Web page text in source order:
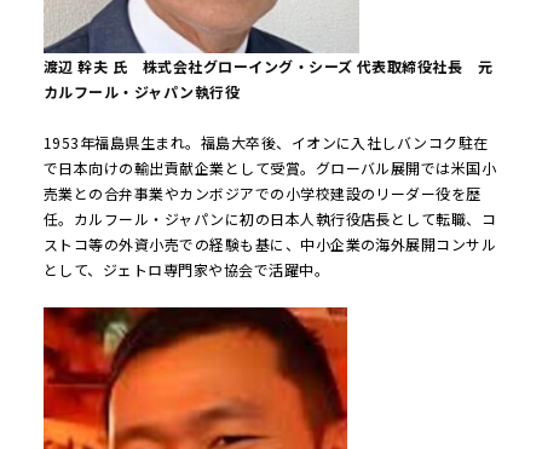
渡辺 幹夫 氏 株式会社グローイング・シーズ 代表取締役社長 元
カルフール・ジャパン執行役
1953年福島県生まれ。福島大卒後、イオンに入社しバンコク駐在
で日本向けの輸出貢献企業として受賞。グローバル展開では米国小
売業との合弁事業やカンボジアでの小学校建設のリーダー役を歴
任。カルフール・ジャパンに初の日本人執行役店長として転職、コ
ストコ等の外資小売での経験も基に、中小企業の海外展開コンサル
として、ジェトロ専門家や協会で活躍中。